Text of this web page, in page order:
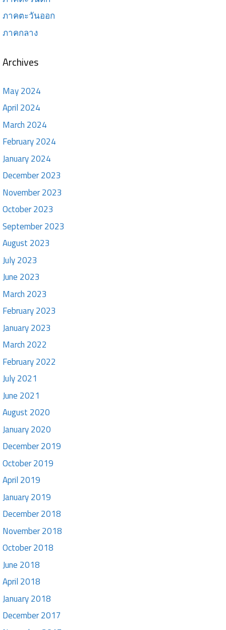
ภาคตะวันออก
ภาคกลาง
Archives
May 2024
April 2024
March 2024
February 2024
January 2024
December 2023
November 2023
October 2023
September 2023
August 2023
July 2023
June 2023
March 2023
February 2023
January 2023
March 2022
February 2022
July 2021
June 2021
August 2020
January 2020
December 2019
October 2019
April 2019
January 2019
December 2018
November 2018
October 2018
June 2018
April 2018
January 2018
December 2017